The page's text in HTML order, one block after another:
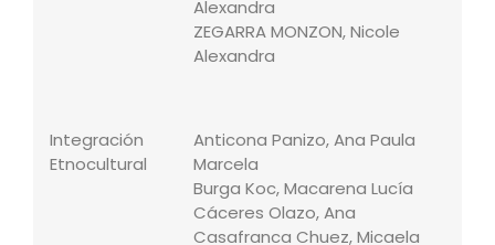
Alexandra
ZEGARRA MONZON, Nicole
Alexandra
Integración
Etnocultural
Anticona Panizo, Ana Paula
Marcela
Burga Koc, Macarena Lucía
Cáceres Olazo, Ana
Casafranca Chuez, Micaela